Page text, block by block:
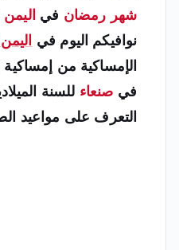
شهر رمضان في اليمن
نوافيكم اليوم في
الإمساكية من
في صنعاء
التعرف على مواعيد